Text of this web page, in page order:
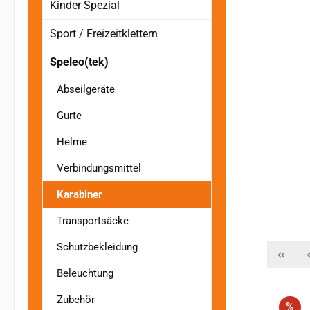
Kinder Spezial
Sport / Freizeitklettern
Speleo(tek)
Abseilgeräte
Gurte
Helme
Verbindungsmittel
Karabiner
Transportsäcke
Schutzbekleidung
Beleuchtung
Zubehör
%